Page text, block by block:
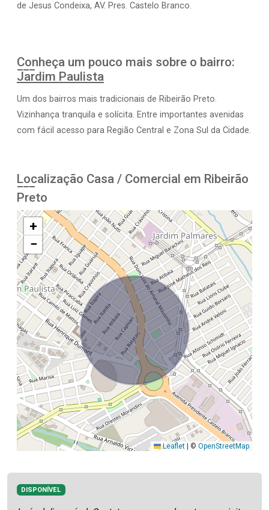
de Jesus Condeixa, AV. Pres. Castelo Branco.
Conheça um pouco mais sobre o bairro:
Jardim Paulista
Um dos bairros mais tradicionais de Ribeirão Preto.
Vizinhança tranquila e solícita. Entre importantes avenidas
com fácil acesso para Região Central e Zona Sul da Cidade.
Localização Casa / Comercial em Ribeirão
Preto
+
−
Leaflet © OpenStreetMap
DISPONÍVEL